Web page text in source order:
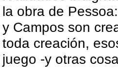
la obra de
y Campos son
toda creación,
juego -y otras